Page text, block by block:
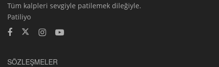
Tüm kalpleri sevgiyle patilemek dileğiyle.
Patiliyo
SÖZLEŞMELER